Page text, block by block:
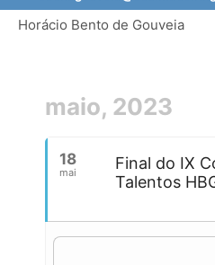
Horácio Bento de Gouveia
maio, 2023
18
mai
Final do IX
Talentos